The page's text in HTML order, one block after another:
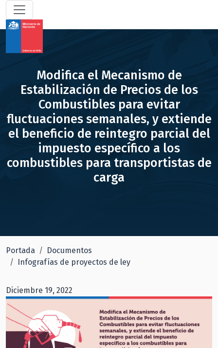
Modifica el Mecanismo de
Estabilización de Precios de los
Combustibles para evitar
fluctuaciones semanales, y extiende
el beneficio de reintegro parcial del
impuesto específico a los
combustibles para transportistas de
carga
Portada
Documentos
Infografías de proyectos de ley
Diciembre 19, 2022